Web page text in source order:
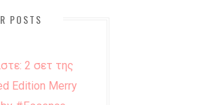
POSTS
2 σετ της
Edition Merry